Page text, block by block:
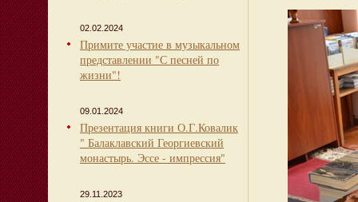
02.02.2024
Примите участие в музыкальном
представлении "С песней по
жизни"!
09.01.2024
Презентация книги О.Г.Ковалик
" Балаклавский Георгиевский
монастырь. Эссе - импрессия"
29.11.2023